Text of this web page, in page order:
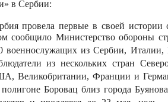
в Сербии:
провела первые в своей
сообщило Министерство обороны
военнослужащих из Сербии,
из нескольких стран
Великобритании, Франции и
Боровац близ города